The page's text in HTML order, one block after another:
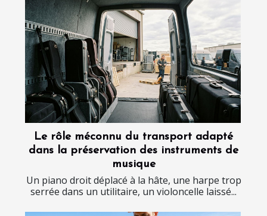
Le rôle méconnu du transport adapté
dans la préservation des instruments de
musique
Un piano droit déplacé à la hâte, une harpe trop
serrée dans un utilitaire, un violoncelle laissé...